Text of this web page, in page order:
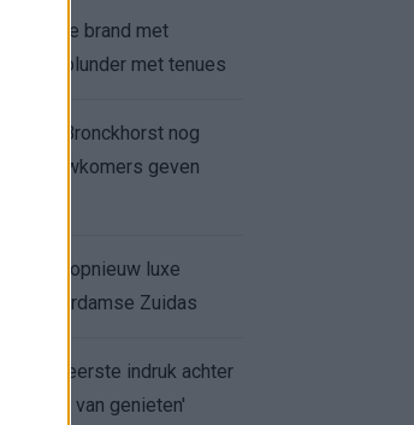
uit de brand met
na blunder met tenues
Van Bronckhorst nog
nieuwkomers geven
opnieuw luxe
Amsterdamse Zuidas
laat eerste indruk achter
fans van genieten'